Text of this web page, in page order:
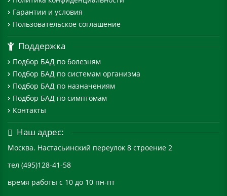
Гарантии и условия
Пользовательское соглашение
Поддержка
Подбор БАД по болезням
Подбор БАД по системам организма
Подбор БАД по назначениям
Подбор БАД по симптомам
Контакты
Наш адрес:
Москва. Настасьинский переулок 8 строение 2
тел (495)128-41-58
время работы с 10 до 10 пн-пт